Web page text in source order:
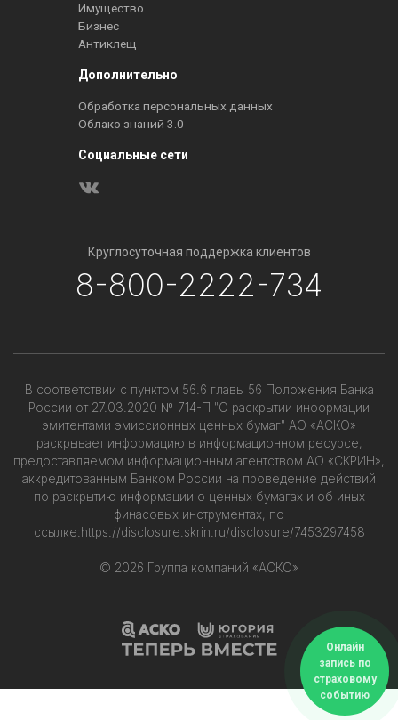
Онлайн
запись по
страховому
событию
Имущество
Бизнес
Антиклещ
Дополнительно
Обработка персональных данных
Облако знаний 3.0
Социальные сети
Круглосуточная поддержка клиентов
8-800-2222-734
В соответствии с пунктом 56.6 главы 56 Положения Банка
России от 27.03.2020 № 714-П "О раскрытии информации
эмитентами эмиссионных ценных бумаг" АО «АСКО»
раскрывает информацию в информационном ресурсе,
предоставляемом информационным агентством АО «СКРИН»,
аккредитованным Банком России на проведение действий
по раскрытию информации о ценных бумагах и об иных
финасовых инструментах, по
ссылке:https://disclosure.skrin.ru/disclosure/7453297458
© 2026 Группа компаний «АСКО»